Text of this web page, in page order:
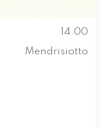
14.00
Mendrisiotto